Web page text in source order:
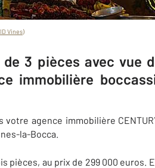
Vines)
3 pièces avec vue
immobilière
votre agence immobilière
la-Bocca.
pièces, au prix de 299 000 euros.